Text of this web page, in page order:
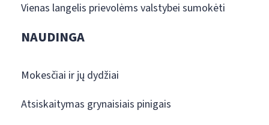
Vienas langelis prievolėms valstybei sumokėti
NAUDINGA
Mokesčiai ir jų dydžiai
Atsiskaitymas grynaisiais pinigais